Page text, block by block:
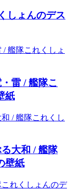
しょんのデス
雷 / 艦隊こ
紙
大和 / 艦隊
壁紙